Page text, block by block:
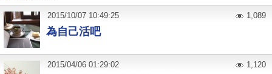
為自己活吧
2015/10/07 10:49:25 1,089
2015/04/06 01:29:02 1,120